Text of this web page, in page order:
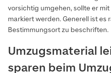
vorsichtig umgehen, sollte er
markiert werden. Generell ist es
Bestimmungsort zu beschriften.
Umzugsmaterial
sparen beim